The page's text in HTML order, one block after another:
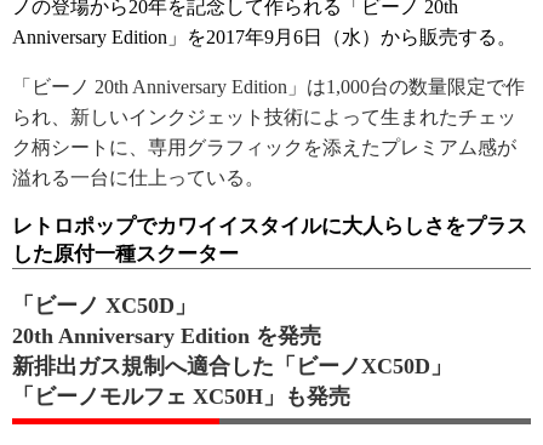
ノの登場から20年を記念して作られる「ビーノ 20th
Anniversary Edition」を2017年9月6日（水）から販売する。
「ビーノ 20th Anniversary Edition」は1,000台の数量限定で作
られ、新しいインクジェット技術によって生まれたチェッ
ク柄シートに、専用グラフィックを添えたプレミアム感が
溢れる一台に仕上っている。
レトロポップでカワイイスタイルに大人らしさをプラス
した原付一種スクーター
「ビーノ XC50D」
20th Anniversary Edition を発売
新排出ガス規制へ適合した「ビーノXC50D」
「ビーノモルフェ XC50H」も発売